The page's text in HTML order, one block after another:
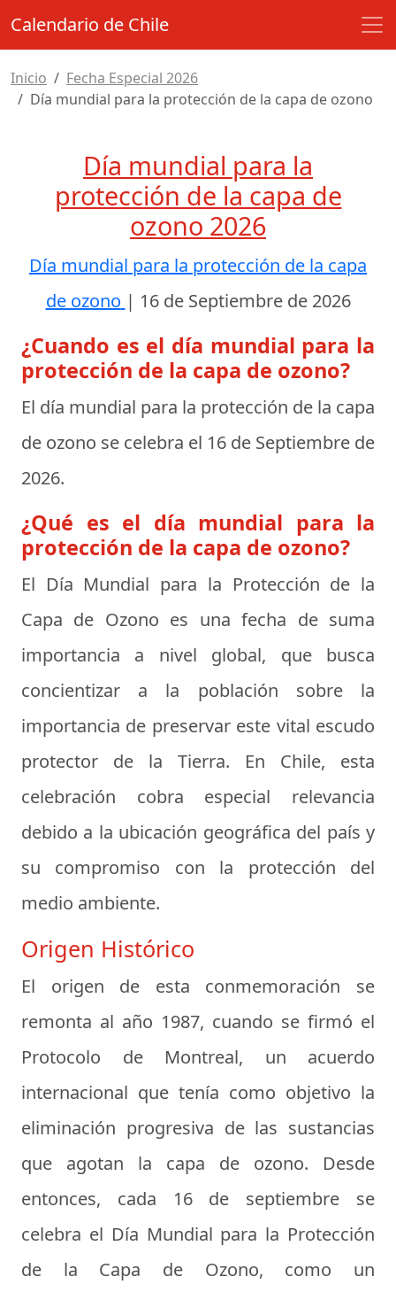
Calendario de Chile
Inicio
Fecha Especial 2026
Día mundial para la protección de la capa de ozono
Día mundial para la
protección de la capa de
ozono 2026
Día mundial para la protección de la capa
de ozono | 16 de Septiembre de 2026
¿Cuando es el día mundial para la
protección de la capa de ozono?
El día mundial para la protección de la capa
de ozono se celebra el 16 de Septiembre de
2026.
¿Qué es el día mundial para la
protección de la capa de ozono?
El Día Mundial para la Protección de la
Capa de Ozono es una fecha de suma
importancia a nivel global, que busca
concientizar a la población sobre la
importancia de preservar este vital escudo
protector de la Tierra. En Chile, esta
celebración cobra especial relevancia
debido a la ubicación geográfica del país y
su compromiso con la protección del
medio ambiente.
Origen Histórico
El origen de esta conmemoración se
remonta al año 1987, cuando se firmó el
Protocolo de Montreal, un acuerdo
internacional que tenía como objetivo la
eliminación progresiva de las sustancias
que agotan la capa de ozono. Desde
entonces, cada 16 de septiembre se
celebra el Día Mundial para la Protección
de la Capa de Ozono, como un